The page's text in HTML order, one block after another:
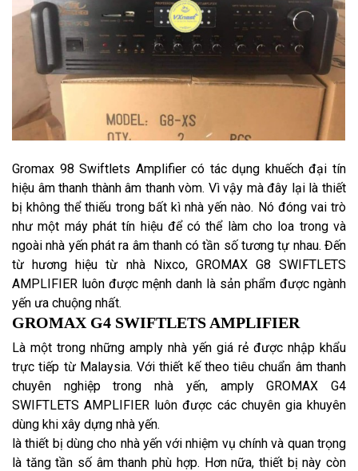
Gromax 98 Swiftlets Amplifier có tác dụng khuếch đại tín
hiệu âm thanh thành âm thanh vòm. Vì vậy mà đây lại là thiết
bị không thể thiếu trong bất kì nhà yến nào. Nó đóng vai trò
như một máy phát tín hiệu để có thể làm cho loa trong và
ngoài nhà yến phát ra âm thanh có tần số tương tự nhau. Đến
từ hương hiệu từ nhà Nixco, GROMAX G8 SWIFTLETS
AMPLIFIER luôn được mệnh danh là sản phẩm được ngành
yến ưa chuộng nhất.
GROMAX G4 SWIFTLETS AMPLIFIER
Là một trong những amply nhà yến giá rẻ được nhập khẩu
trực tiếp từ Malaysia. Với thiết kế theo tiêu chuẩn âm thanh
chuyên nghiệp trong nhà yến, amply GROMAX G4
SWIFTLETS AMPLIFIER luôn được các chuyên gia khuyên
dùng khi xây dựng nhà yến.
là thiết bị dùng cho nhà yến với nhiệm vụ chính và quan trọng
là tăng tần số âm thanh phù hợp. Hơn nữa, thiết bị này còn